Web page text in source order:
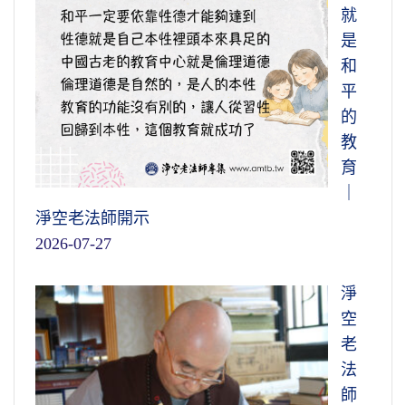
就
是
和
平
的
教
育
淨空老法師開示
2026-07-27
淨
空
老
法
師